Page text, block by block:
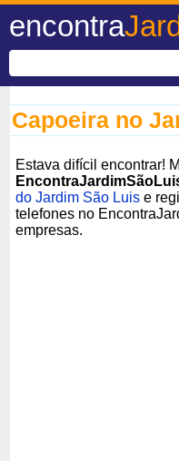
encontra
Capoeira no
Estava difícil encontrar!
do Jardim São Luis e
telefones no
empresas.